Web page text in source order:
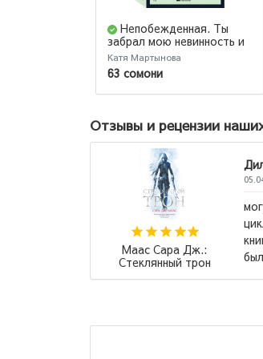
Непобежденная. Ты
забрал мою невинность и
свободу, но я всегда была
сильнее тебя
Катя Мартынова
63 сомони
Отзывы и рецензии
могу сказать, что книга
цикл, и я поняла многое из
книга ,,Королевство пепла,,
было как глотать стекло, но ...